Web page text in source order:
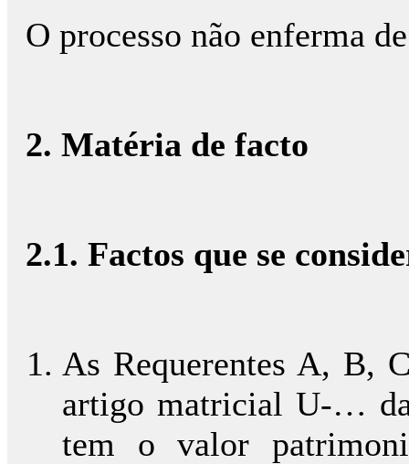
O processo não enferma
2. Matéria de facto
2.1. Factos que se
As Requerentes A, B,
artigo matricial U-…
tem o valor